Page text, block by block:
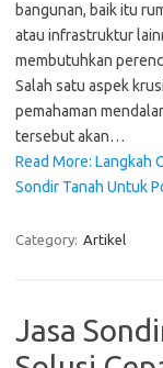
bangunan, baik itu
atau infrastruktur
membutuhkan
Salah satu aspek
pemahaman
tersebut akan…
Read More: Langkah
Sondir Tanah Untuk
Category: Artikel
Jasa